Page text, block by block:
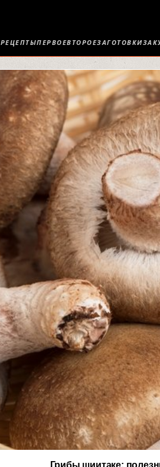
РЕЦЕПТЫПЕРВОЕВТОРОЕЗАГОТОВКИ
Грибы шиитаке: